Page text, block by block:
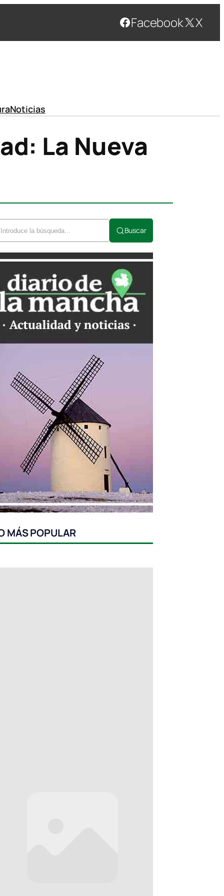
Facebook X
Noticias
La Nueva
Buscar
MÁS POPULAR